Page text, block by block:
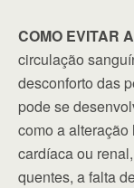
COMO EVITAR
circulação
desconforto das
pode se
como a
cardíaca ou
quentes, a falta